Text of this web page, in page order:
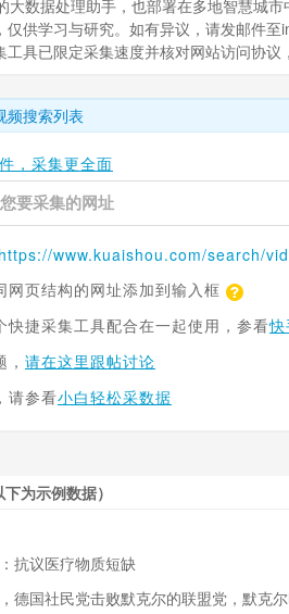
数据处理助手，也部署在多地智慧城市
供学习与研究。如有异议，请发邮件至
具已限定采集速度并核对网站访问协议
频搜索列表
，采集更全面
https://www.kuaishou.com/search/
页结构的网址添加到输入框
捷采集工具配合在一起使用，参看
请在这里跟帖讨论
请参看小白轻松采数据
下为示例数据）
抗议医疗物质短缺
德国社民党击败默克尔的联盟党，默克